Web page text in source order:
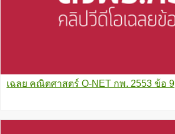
เฉลย คณิตศาสตร์ O-NET กพ. 2553 ข้อ 9